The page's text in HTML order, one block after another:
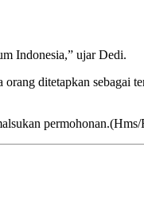
Indonesia,” ujar Dedi.
ditetapkan sebagai
permohonan.(Hms/